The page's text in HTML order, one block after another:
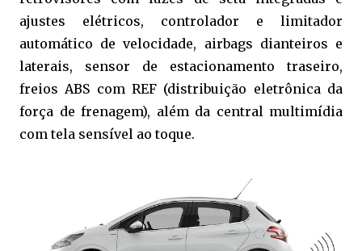
ajustes elétricos, controlador e limitador
automático de velocidade, airbags dianteiros e
laterais, sensor de estacionamento traseiro,
freios ABS com REF (distribuição eletrônica da
força de frenagem), além da central multimídia
com tela sensível ao toque.